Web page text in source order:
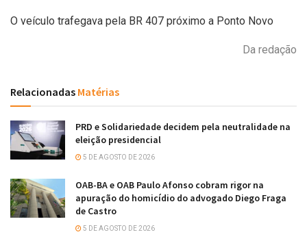
O veículo trafegava pela BR 407 próximo a Ponto Novo
Da redação
Relacionadas Matérias
PRD e Solidariedade decidem pela neutralidade na
eleição presidencial
5 DE AGOSTO DE 2026
OAB-BA e OAB Paulo Afonso cobram rigor na
apuração do homicídio do advogado Diego Fraga
de Castro
5 DE AGOSTO DE 2026